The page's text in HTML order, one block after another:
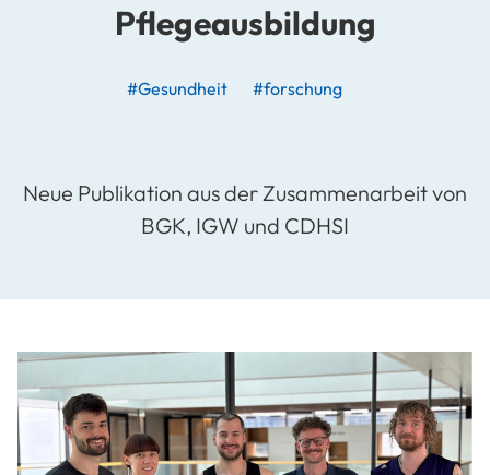
Pflegeausbildung
#Gesundheit #forschung
Neue Publikation aus der Zusammenarbeit von
BGK, IGW und CDHSI